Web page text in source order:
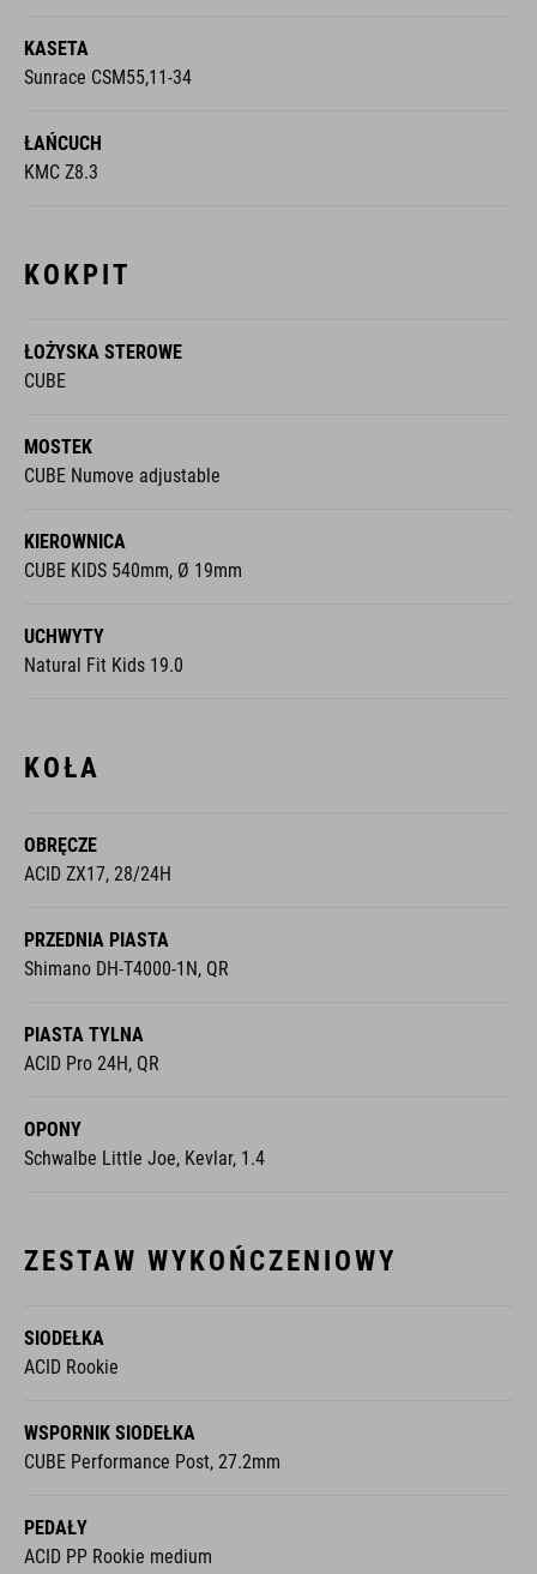
KASETA
Sunrace CSM55,11-34
ŁAŃCUCH
KMC Z8.3
KOKPIT
ŁOŻYSKA STEROWE
CUBE
MOSTEK
CUBE Numove adjustable
KIEROWNICA
CUBE KIDS 540mm, Ø 19mm
UCHWYTY
Natural Fit Kids 19.0
KOŁA
OBRĘCZE
ACID ZX17, 28/24H
PRZEDNIA PIASTA
Shimano DH-T4000-1N, QR
PIASTA TYLNA
ACID Pro 24H, QR
OPONY
Schwalbe Little Joe, Kevlar, 1.4
ZESTAW WYKOŃCZENIOWY
SIODEŁKA
ACID Rookie
WSPORNIK SIODEŁKA
CUBE Performance Post, 27.2mm
PEDAŁY
ACID PP Rookie medium